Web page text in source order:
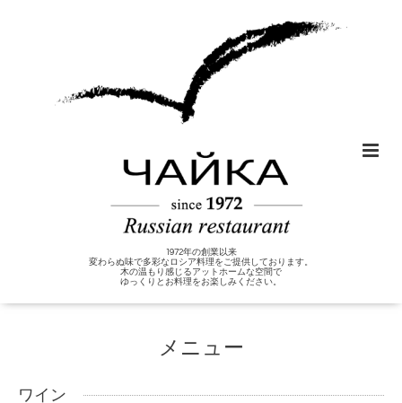
1972年の創業以来
変わらぬ味で多彩なロシア料理をご提供しております。
木の温もり感じるアットホームな空間で
ゆっくりとお料理をお楽しみください。
メニュー
ワイン